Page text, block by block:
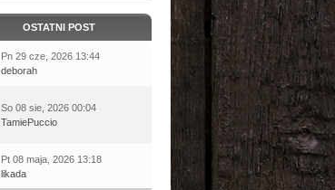
OSTATNI POST
Pn 29 cze, 2026 13:44
deborah
So 08 sie, 2026 00:04
TamiePuccio
Pt 08 maja, 2026 13:18
likada